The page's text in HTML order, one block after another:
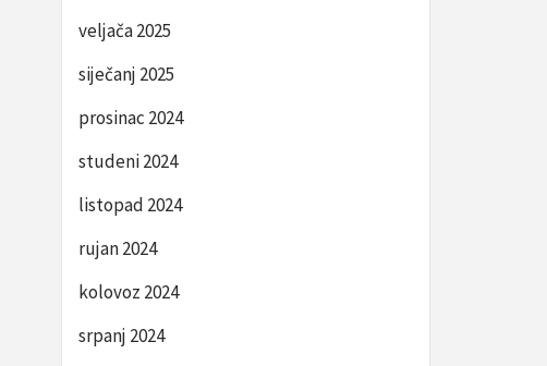
veljača 2025
siječanj 2025
prosinac 2024
studeni 2024
listopad 2024
rujan 2024
kolovoz 2024
srpanj 2024